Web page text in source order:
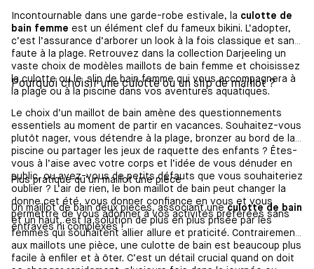
Incontournable dans une garde-robe estivale, la culotte de
bain femme est un élément clef du fameux bikini. L’adopter,
c’est l’assurance d’arborer un look à la fois classique et sans
faute à la plage. Retrouvez dans la collection Darjeeling un
vaste choix de modèles maillots de bain femme et choisissez
la culotte ou le slip de bain femme qui vous accompagnera à
la plage ou à la piscine dans vos aventures aquatiques.
Pourquoi choisir une culotte ou un slip de maillot ?
Le choix d’un maillot de bain amène des questionnements
essentiels au moment de partir en vacances. Souhaitez-vous
plutôt nager, vous détendre à la plage, bronzer au bord de la
piscine ou partager les jeux de raquette des enfants ? Êtes-
vous à l’aise avec votre corps et l’idée de vous dénuder en
public, ou avez-vous de petits défauts que vous souhaiteriez
oublier ? L’air de rien, le bon maillot de bain peut changer la
donne cet été, vous donner confiance en vous et vous
permettre de vous adonner à vos activités préférées sans
entraves ni complexes !
Plus pratique qu’un maillot une pièce
Un maillot de bain deux pièces, associant une culotte de bain
et un haut, est la solution de plus en plus prisée par les
femmes qui souhaitent allier allure et praticité. Contrairement
aux maillots une pièce, une culotte de bain est beaucoup plus
facile à enfiler et à ôter. C’est un détail crucial quand on doit